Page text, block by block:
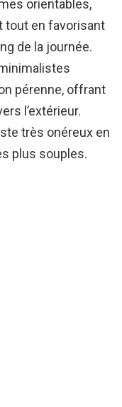
orientables,
tout en favorisant
de la journée.
pérenne, offrant
l’extérieur.
très onéreux en
plus souples.